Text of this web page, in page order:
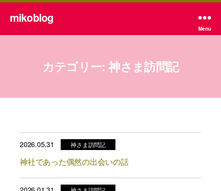
mikoblog
Menu
カテゴリー: 神さま訪問記
2026.05.31 神さま訪問記
神社であった偶然の出会いの話